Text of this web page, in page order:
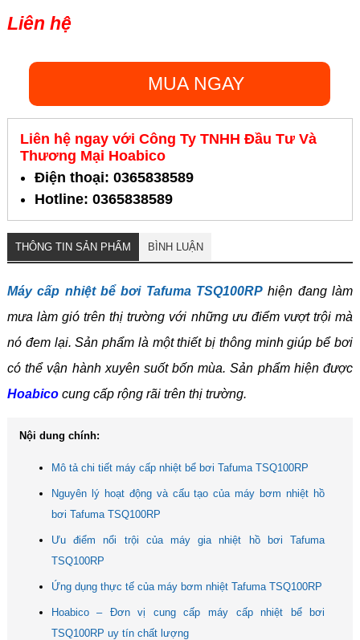
Liên hệ
MUA NGAY
Liên hệ ngay với Công Ty TNHH Đầu Tư Và
Thương Mại Hoabico
Điện thoại: 0365838589
Hotline: 0365838589
THÔNG TIN SẢN PHẨM BÌNH LUẬN
Máy cấp nhiệt bể bơi Tafuma TSQ100RP hiện đang làm
mưa làm gió trên thị trường với những ưu điểm vượt trội mà
nó đem lại. Sản phẩm là một thiết bị thông minh giúp bể bơi
có thể vận hành xuyên suốt bốn mùa. Sản phẩm hiện được
Hoabicocung cấp rộng rãi trên thị trường.
Nội dung chính:
Mô tả chi tiết máy cấp nhiệt bể bơi Tafuma TSQ100RP
Nguyên lý hoạt động và cấu tạo của máy bơm nhiệt hồ
bơi Tafuma TSQ100RP
Ưu điểm nổi trội của máy gia nhiệt hồ bơi Tafuma
TSQ100RP
Ứng dụng thực tế của máy bơm nhiệt Tafuma TSQ100RP
Hoabico – Đơn vị cung cấp máy cấp nhiệt bể bơi
TSQ100RP uy tín chất lượng